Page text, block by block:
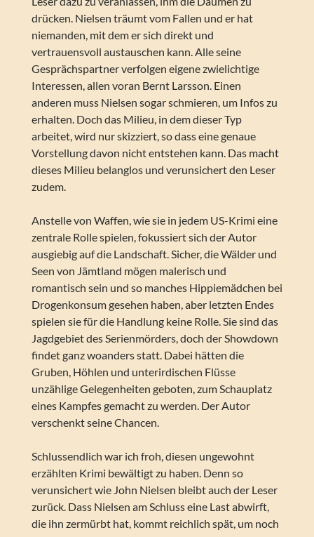
drücken. Nielsen träumt vom Fallen und er hat
niemanden, mit dem er sich direkt und
vertrauensvoll austauschen kann. Alle seine
Gesprächspartner verfolgen eigene zwielichtige
Interessen, allen voran Bernt Larsson. Einen
anderen muss Nielsen sogar schmieren, um Infos zu
erhalten. Doch das Milieu, in dem dieser Typ
arbeitet, wird nur skizziert, so dass eine genaue
Vorstellung davon nicht entstehen kann. Das macht
dieses Milieu belanglos und verunsichert den Leser
zudem.
Anstelle von Waffen, wie sie in jedem US-Krimi eine
zentrale Rolle spielen, fokussiert sich der Autor
ausgiebig auf die Landschaft. Sicher, die Wälder und
Seen von Jämtland mögen malerisch und
romantisch sein und so manches Hippiemädchen bei
Drogenkonsum gesehen haben, aber letzten Endes
spielen sie für die Handlung keine Rolle. Sie sind das
Jagdgebiet des Serienmörders, doch der Showdown
findet ganz woanders statt. Dabei hätten die
Gruben, Höhlen und unterirdischen Flüsse
unzählige Gelegenheiten geboten, zum Schauplatz
eines Kampfes gemacht zu werden. Der Autor
verschenkt seine Chancen.
Schlussendlich war ich froh, diesen ungewohnt
erzählten Krimi bewältigt zu haben. Denn so
verunsichert wie John Nielsen bleibt auch der Leser
zurück. Dass Nielsen am Schluss eine Last abwirft,
die ihn zermürbt hat, kommt reichlich spät, um noch